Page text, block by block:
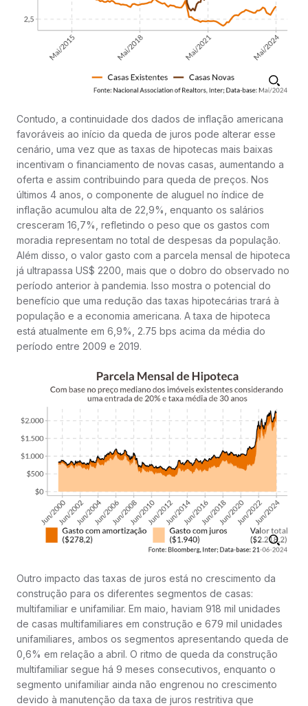
Contudo, a continuidade dos dados de inflação americana
favoráveis ao início da queda de juros pode alterar esse
cenário, uma vez que as taxas de hipotecas mais baixas
incentivam o financiamento de novas casas, aumentando a
oferta e assim contribuindo para queda de preços. Nos
últimos 4 anos, o componente de aluguel no índice de
inflação acumulou alta de 22,9%, enquanto os salários
cresceram 16,7%, refletindo o peso que os gastos com
moradia representam no total de despesas da população.
Além disso, o valor gasto com a parcela mensal de hipoteca
já ultrapassa US$ 2200, mais que o dobro do observado no
período anterior à pandemia. Isso mostra o potencial do
benefício que uma redução das taxas hipotecárias trará à
população e a economia americana. A taxa de hipoteca
está atualmente em 6,9%, 2.75 bps acima da média do
período entre 2009 e 2019.
Outro impacto das taxas de juros está no crescimento da
construção para os diferentes segmentos de casas:
multifamiliar e unifamiliar. Em maio, haviam 918 mil unidades
de casas multifamiliares em construção e 679 mil unidades
unifamiliares, ambos os segmentos apresentando queda de
0,6% em relação a abril. O ritmo de queda da construção
multifamiliar segue há 9 meses consecutivos, enquanto o
segmento unifamiliar ainda não engrenou no crescimento
devido à manutenção da taxa de juros restritiva que